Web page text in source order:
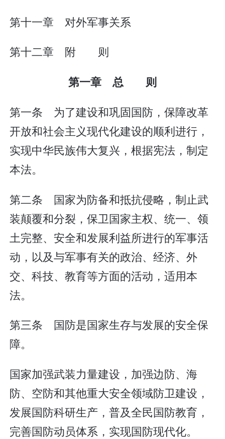
第十一章 对外军事关系
第十二章 附 则
第一章 总 则
第一条 为了建设和巩固国防，保障改革
开放和社会主义现代化建设的顺利进行，
实现中华民族伟大复兴，根据宪法，制定
本法。
第二条 国家为防备和抵抗侵略，制止武
装颠覆和分裂，保卫国家主权、统一、领
土完整、安全和发展利益所进行的军事活
动，以及与军事有关的政治、经济、外
交、科技、教育等方面的活动，适用本
法。
第三条 国防是国家生存与发展的安全保
障。
国家加强武装力量建设，加强边防、海
防、空防和其他重大安全领域防卫建设，
发展国防科研生产，普及全民国防教育，
完善国防动员体系，实现国防现代化。